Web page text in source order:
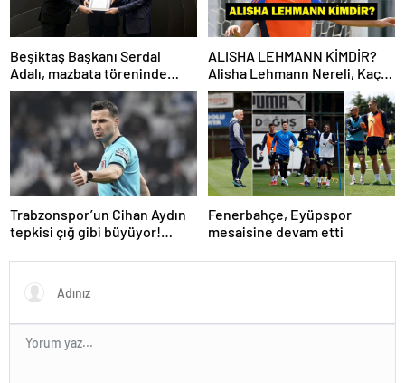
Beşiktaş Başkanı Serdal
Adalı, mazbata töreninde
konuştu: Gün istikrar
ALISHA LEHMANN KİMDİR?
Alisha Lehmann Nereli, Kaç
Yaşında, Hangi Takımda
Oynuyor?
Trabzonspor’un Cihan Aydın
tepkisi çığ gibi büyüyor!
Fenerbahçe, Eyüpspor
mesaisine devam etti